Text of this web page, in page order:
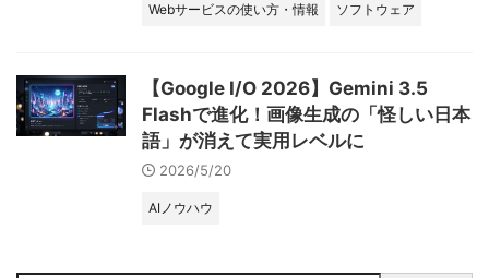
Webサービスの使い方・情報 ソフトウェア
【Google I/O 2026】Gemini 3.5
Flashで進化！画像生成の「怪しい日本
語」が消えて実用レベルに
2026/5/20
AIノウハウ